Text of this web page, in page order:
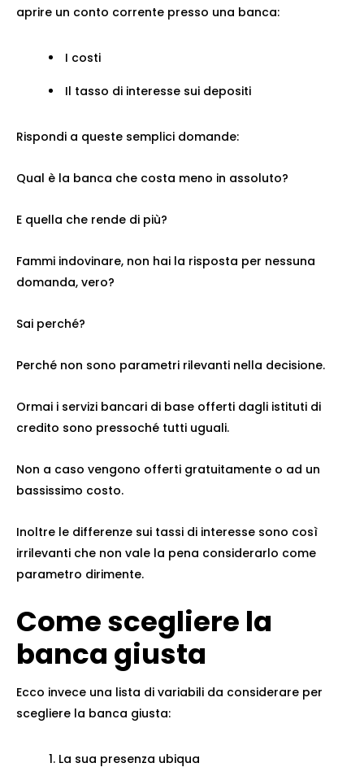
aprire un conto corrente presso una banca:
I costi
Il tasso di interesse sui depositi
Rispondi a queste semplici domande:
Qual è la banca che costa meno in assoluto?
E quella che rende di più?
Fammi indovinare, non hai la risposta per nessuna
domanda, vero?
Sai perché?
Perché non sono parametri rilevanti nella decisione.
Ormai i servizi bancari di base offerti dagli istituti di
credito sono pressoché tutti uguali.
Non a caso vengono offerti gratuitamente o ad un
bassissimo costo.
Inoltre le differenze sui tassi di interesse sono così
irrilevanti che non vale la pena considerarlo come
parametro dirimente.
Come scegliere la
banca giusta
Ecco invece una lista di variabili da considerare per
scegliere la banca giusta:
La sua presenza ubiqua